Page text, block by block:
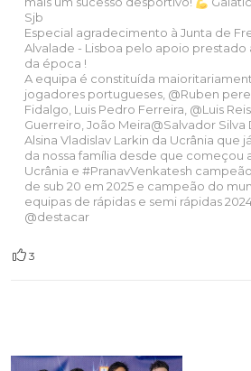
Sjb
Especial agradecimento à Junta de
Alvalade - Lisboa pelo apoio prestado
da época !
A equipa é constituída
jogadores portugueses, @Ruben
Fidalgo, Luis Pedro Ferreira, @Luis
Guerreiro, João Meira@Salvador Silva
Alsina Vladislav Larkin da Ucrânia que
da nossa família desde que começou
Ucrânia e #PranavVenkatesh
de sub 20 em 2025 e campeão do
equipas de rápidas e semi rápidas
@destacar
3